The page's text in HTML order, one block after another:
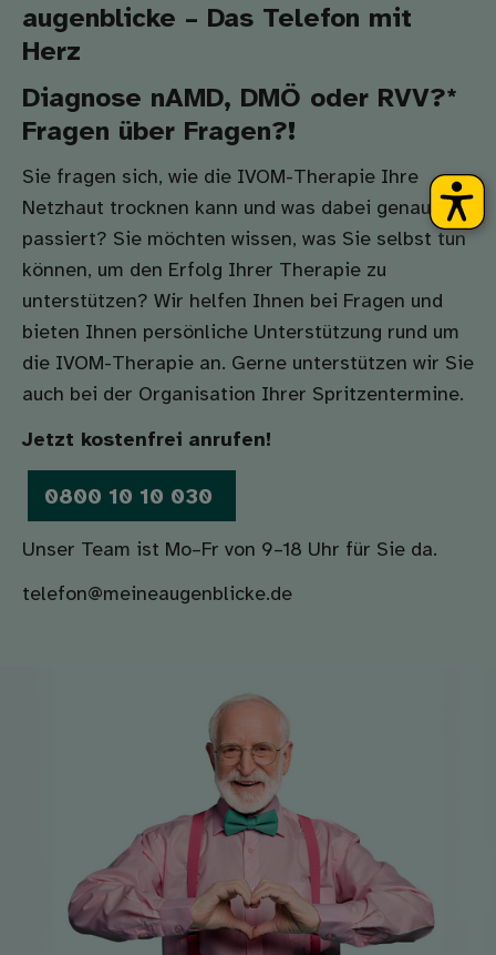
augenblicke – Das Telefon mit
Herz
Diagnose nAMD, DMÖ oder RVV?*
Fragen über Fragen?!
Sie fragen sich, wie die IVOM-Therapie Ihre
Netzhaut trocknen kann und was dabei genau
passiert? Sie möchten wissen, was Sie selbst tun
können, um den Erfolg Ihrer Therapie zu
unterstützen? Wir helfen Ihnen bei Fragen und
bieten Ihnen persönliche Unterstützung rund um
die IVOM-Therapie an. Gerne unterstützen wir Sie
auch bei der Organisation Ihrer Spritzentermine.
Jetzt kostenfrei anrufen!
0800 10 10 030
Unser Team ist Mo–Fr von 9–18 Uhr für Sie da.
telefon@meineaugenblicke.de